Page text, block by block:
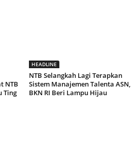
NTB
Ting
HEADLINE
NTB Selangkah Lagi Terapkan
Sistem Manajemen Talenta ASN,
BKN RI Beri Lampu Hijau